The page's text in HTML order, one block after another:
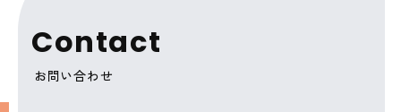
Contact
お問い合わせ